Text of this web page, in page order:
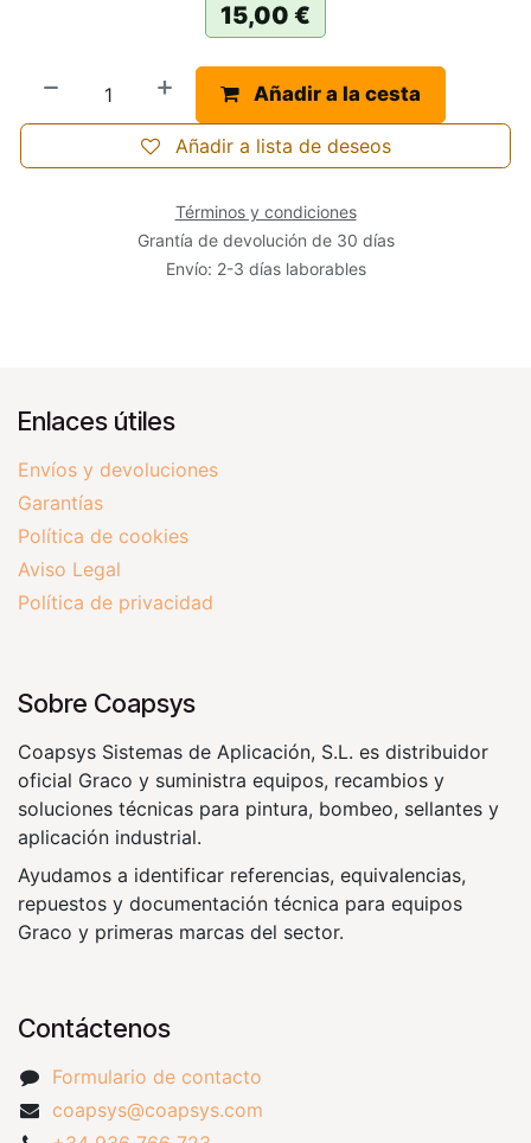
15,00 €
Añadir a la cesta
Añadir a lista de deseos
Términos y condiciones
Grantía de devolución de 30 días
Envío: 2-3 días laborables
Enlaces útiles
Envíos y devoluciones
Garantías
Política de cookies
Aviso Legal
Política de privacidad
Sobre Coapsys
Coapsys Sistemas de Aplicación, S.L. es distribuidor
oficial Graco y suministra equipos, recambios y
soluciones técnicas para pintura, bombeo, sellantes y
aplicación industrial.
Ayudamos a identificar referencias, equivalencias,
repuestos y documentación técnica para equipos
Graco y primeras marcas del sector.
Contáctenos
Formulario de contacto
coapsys@coapsys.com